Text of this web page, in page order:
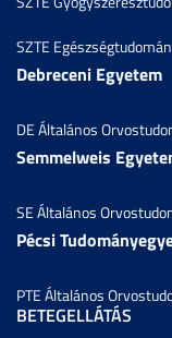
SZTE
Debreceni Egyetem
DE Általános
Semmelweis
SE Általános
Pécsi
PTE Általános
BETEGELLÁTÁS